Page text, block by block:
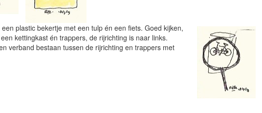
plastic bekertje met een tulp én een fiets. Goed kijken,
kettingkast én trappers, de rijrichting is naar links.
verband bestaan tussen de rijrichting en trappers met